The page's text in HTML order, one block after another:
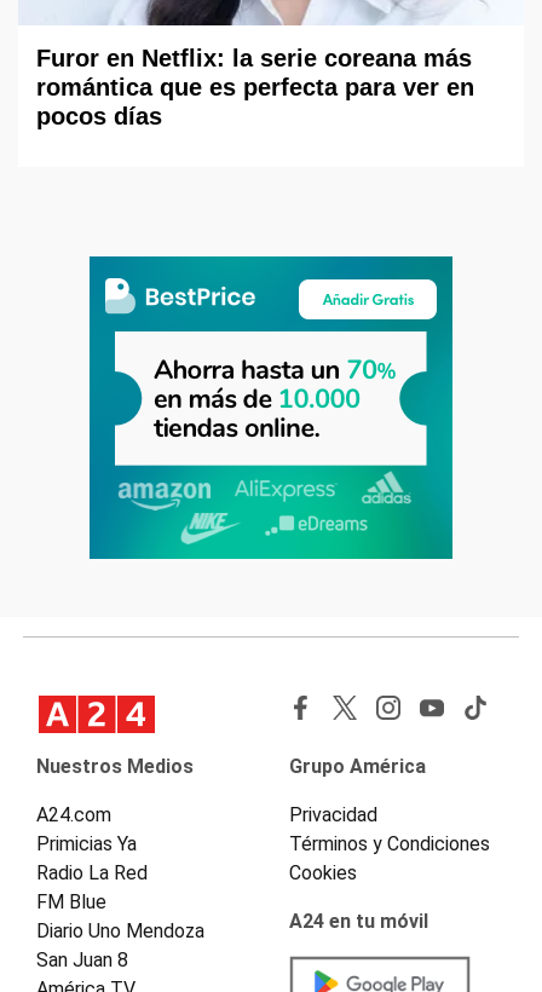
Furor en Netflix: la serie coreana más
romántica que es perfecta para ver en
pocos días
Nuestros Medios
A24.com
Primicias Ya
Radio La Red
FM Blue
Diario Uno Mendoza
San Juan 8
Grupo América
Privacidad
Términos y Condiciones
Cookies
A24 en tu móvil